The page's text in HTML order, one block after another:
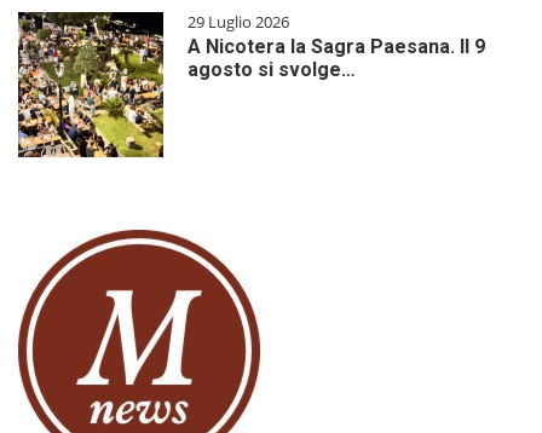
29 Luglio 2026
A Nicotera la Sagra Paesana. Il 9
agosto si svolge…